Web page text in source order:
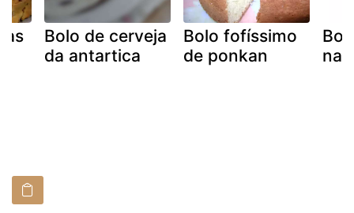
Bolo de cerveja
da antartica
Bolo fofíssimo
de ponkan